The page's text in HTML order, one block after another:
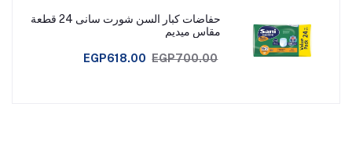
حفاضات كبار السن شورت سانى 24 قطعة
مقاس ميديم
EGP618.00 EGP700.00